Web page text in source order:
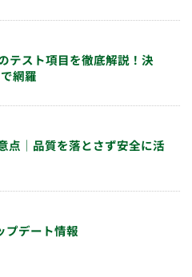
テスト項目を徹底解説！決
網羅
点｜品質を落とさず安全に活
デート情報